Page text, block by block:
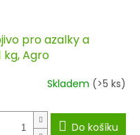
pro azalky a
kg, Agro
Skladem (>5 ks)
Do košíku